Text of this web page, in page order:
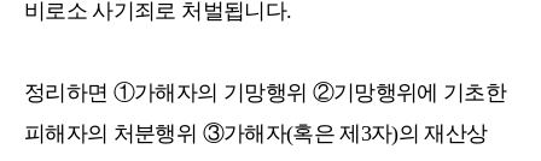
비로소 사기죄로 처벌됩니다.
정리하면 ①가해자의 기망행위 ②기망행위에 기초한
피해자의 처분행위 ③가해자(혹은 제3자)의 재산상